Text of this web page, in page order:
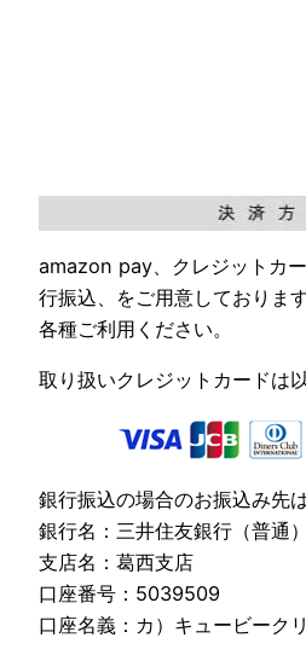
amazon pay、クレジットカ
行振込、をご用意しておりま
各種ご利用ください。
取り扱いクレジットカードは
銀行振込の場合のお振込み先
銀行名：三井住友銀行（普通）
支店名：葛西支店
口座番号：5039509
口座名義：カ）キュービーク